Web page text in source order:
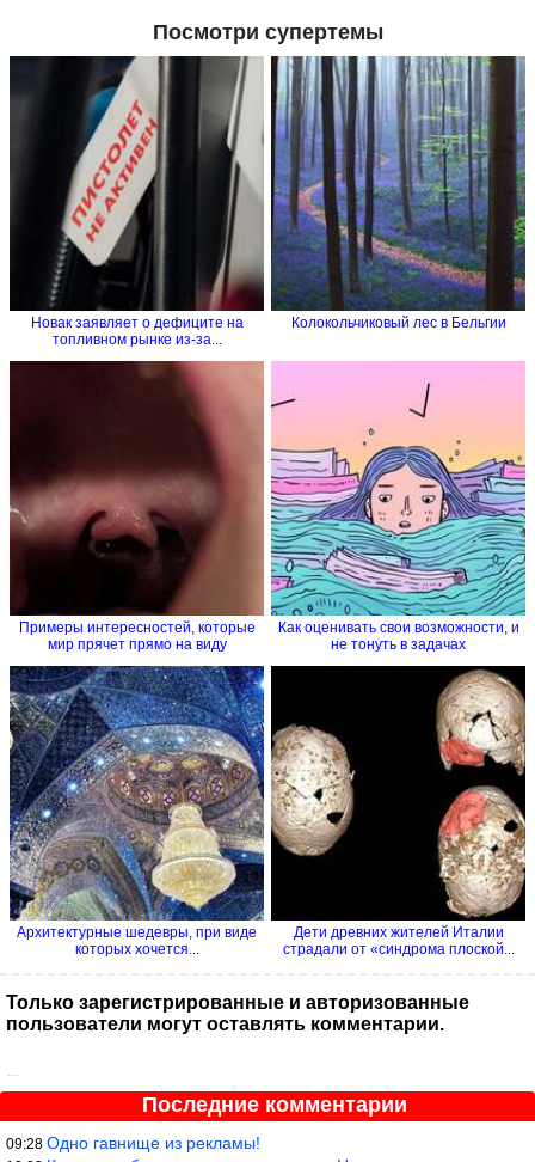
Посмотри супертемы
Новак заявляет о дефиците на
топливном рынке из-за...
Колокольчиковый лес в Бельгии
Примеры интересностей, которые
мир прячет прямо на виду
Как оценивать свои возможности, и
не тонуть в задачах
Архитектурные шедевры, при виде
которых хочется...
Дети древних жителей Италии
страдали от «синдрома плоской...
Только зарегистрированные и авторизованные
пользователи могут оставлять комментарии.
Последние комментарии
09:28 Одно гавнище из рекламы!